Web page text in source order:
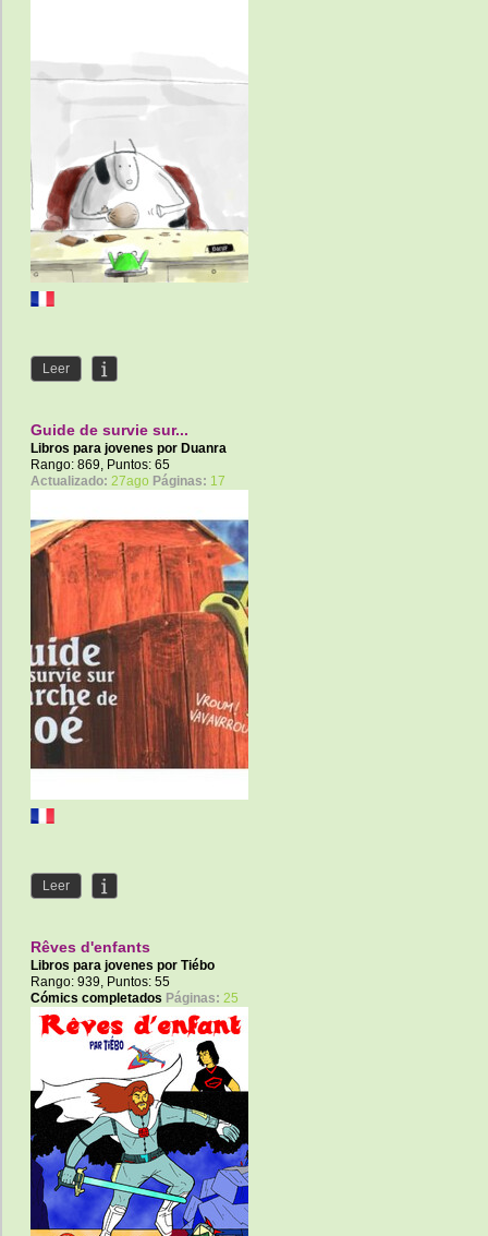
Leer
Guide de survie sur...
Libros para jovenes por Duanra
Rango: 869, Puntos: 65
Actualizado: 27ago Páginas: 17
Leer
Rêves d'enfants
Libros para jovenes por Tiébo
Rango: 939, Puntos: 55
Cómics completados Páginas: 25